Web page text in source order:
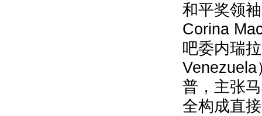
和平奖领
Corina
吧委内瑞
Venezuela
普，主张
全构成直